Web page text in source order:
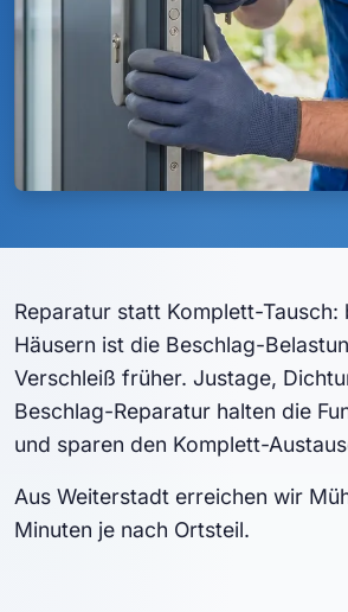
Reparatur statt Komplett-Tausch:
Häusern ist die Beschlag-
Verschleiß früher. Justage,
Beschlag-Reparatur halten die
und sparen den Komplett-
Aus Weiterstadt erreichen wir
Minuten je nach Ortsteil.